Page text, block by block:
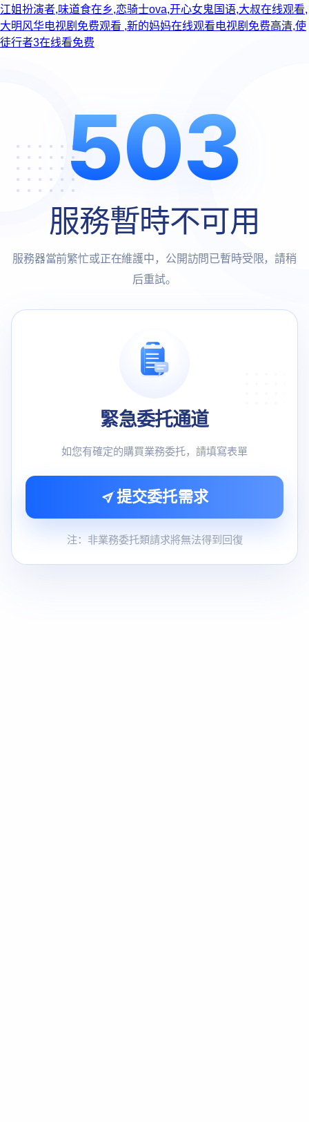
江姐扮演者,味道食在乡,恋骑士ova,开心女鬼国语,大叔在线观看,
大明风华电视剧免费观看 ,新的妈妈在线观看电视剧免费高清,使
徒行者3在线看免费
503
服務暫時不可用
服務器當前繁忙或正在維護中，公開訪問已暫時受限，請稍
后重試。
緊急委托通道
如您有確定的購買業務委托，請填寫表單
提交委托需求
注：非業務委托類請求將無法得到回復